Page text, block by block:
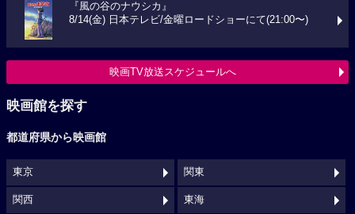
『風の谷のナウシカ』
8/14(金) 日本テレビ/金曜ロードショーにて(21:00〜)
映画TV放送スケジュールへ
映画館を探す
都道府県から映画館
東京 関東
関西 東海